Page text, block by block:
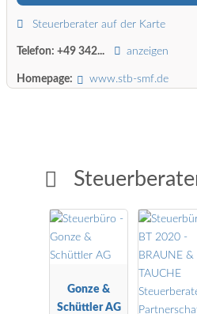
Steuerberater auf der Karte
Telefon: +49 342... anzeigen
Homepage: www.stb-smf.de
Gonze &
Schüttler AG